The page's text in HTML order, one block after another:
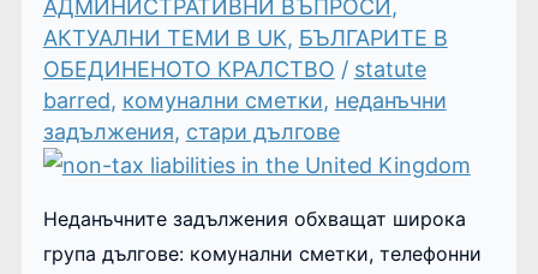
АДМИНИСТРАТИВНИ ВЪПРОСИ,
АКТУАЛНИ ТЕМИ В UK, БЪЛГАРИТЕ В
ОБЕДИНЕНОТО КРАЛСТВО / statute
barred, комунални сметки, неданъчни
задължения, стари дългове
Неданъчните задължения обхващат широка
група дългове: комунални сметки, телефонни